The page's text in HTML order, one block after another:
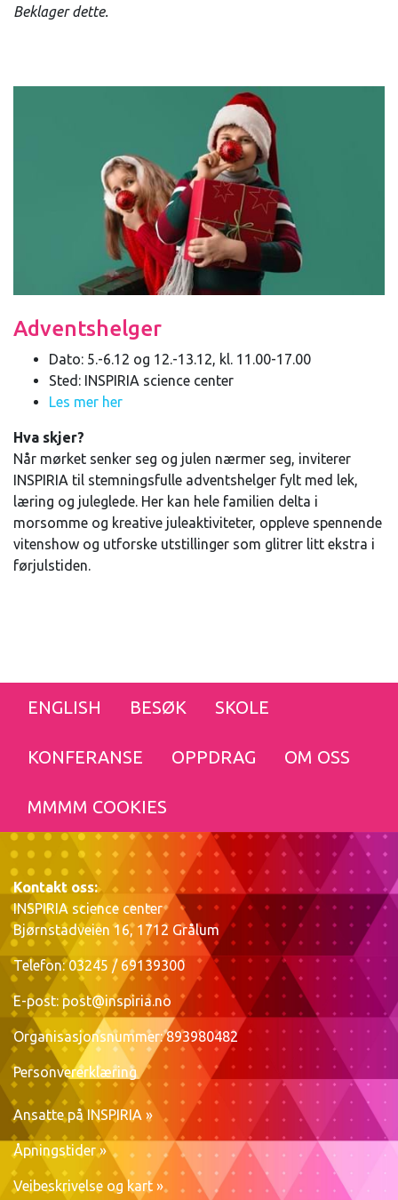
Beklager dette.
Adventshelger
Dato: 5.-6.12 og 12.-13.12, kl. 11.00-17.00
Sted: INSPIRIA science center
Les mer her
Hva skjer?
Når mørket senker seg og julen nærmer seg, inviterer
INSPIRIA til stemningsfulle adventshelger fylt med lek,
læring og juleglede. Her kan hele familien delta i
morsomme og kreative juleaktiviteter, oppleve spennende
vitenshow og utforske utstillinger som glitrer litt ekstra i
førjulstiden.
ENGLISH BESØK SKOLE
KONFERANSE OPPDRAG OM OSS
MMMM COOKIES
Kontakt oss:
INSPIRIA science center
Bjørnstadveien 16, 1712 Grålum
Telefon: 03245 / 69139300
E-post: post@inspiria.no
Organisasjonsnummer: 893980482
Personvererklæring
Ansatte på INSPIRIA »
Åpningstider »
Veibeskrivelse og kart »